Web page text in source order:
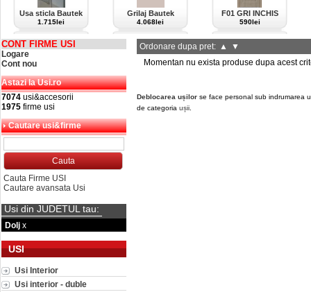
Usa sticla Bautek
1.715lei
Grilaj Bautek
4.068lei
F01 GRI INCHIS
590lei
CONT FIRME USI
Logare
Cont nou
Astazi la Usi.ro
7074 usi&accesorii
1975 firme usi
Cautare usi&firme
Cauta Firme USI
Cautare avansata Usi
Usi din JUDETUL tau:
Dolj x
USI
Usi Interior
Usi interior - duble
Ordonare dupa pret: ▲
▼
Momentan nu exista produse dupa acest
Deblocarea ușilor se face personal sub indrumarea
de categoria ușii